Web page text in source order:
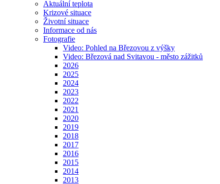
Aktuální teplota
Krizové situace
Životní situace
Informace od nás
Fotografie
Video: Pohled na Březovou z výšky
Video: Březová nad Svitavou - město zážitků
2026
2025
2024
2023
2022
2021
2020
2019
2018
2017
2016
2015
2014
2013